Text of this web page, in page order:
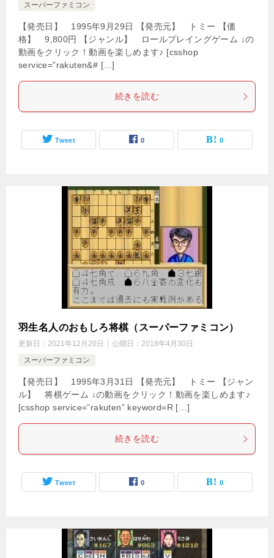
スーパーファミコン
【発売日】 1995年9月29日 【発売元】 トミー 【価
格】 9,800円 【ジャンル】 ロールプレイングゲーム ↓の
動画をクリック！動画を楽しめます♪ [csshop
service=”rakuten&# […]
続きを読む
Tweet 0 0
羽生名人のおもしろ将棋（スーパーファミコン）
更新日： 2021年12月20日 公開日： 2018年4月30日
スーパーファミコン
【発売日】 1995年3月31日 【発売元】 トミー 【ジャン
ル】 将棋ゲーム ↓の動画をクリック！動画を楽しめます♪
[csshop service=”rakuten” keyword=R […]
続きを読む
Tweet 0 0